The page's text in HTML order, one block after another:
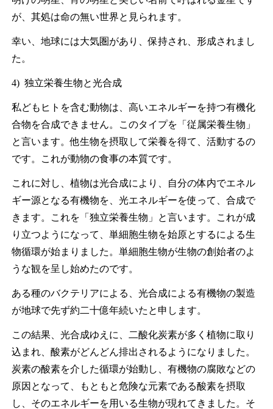
が、其処は命の無い世界と見られます。
幸い、地球には大気圏があり、保持され、形成されまし
た。
4) 独立栄養生物と光合成
私どもヒトを含む動物は、高いエネルギーを持つ有機化
合物を合成できません。このタイプを「従属栄養生物」
と言います。他生物を摂取して栄養を得て、活動するの
です。これが動物の食事の本質です。
これに対し、植物は光合成により、自分の体内でエネル
ギー源となる有機物を、光エネルギーを使って、合成で
きます。これを「独立栄養生物」と言います。これが成
り立つようになって、単細胞生物を始原とするによる生
物循環が始まりました。単細胞生物が生物の創始者のよ
うな観を呈し始めたのです。
ある種のバクテリアによる、光合成による有機物の製造
が地球で先ず約二十億年続いたと申します。
この結果、光合成ゆえに、二酸化炭素が多く植物に取り
込まれ、酸素がどんどん排出されるようになりました。
炭素の酸素を介した循環が始動し、有機物の腐敗などの
原因となって、もともと危険な元素である酸素を摂取
し、そのエネルギーを用いる生物が現れてきました。そ